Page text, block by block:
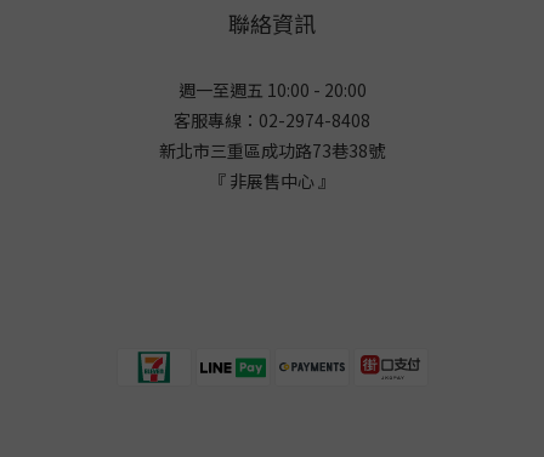
聯絡資訊
週一至週五 10:00 - 20:00
客服專線：02-2974-8408
新北市三重區成功路73巷38號
『 非展售中心 』